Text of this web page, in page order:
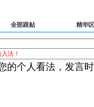
全部跟贴 精华区
法！